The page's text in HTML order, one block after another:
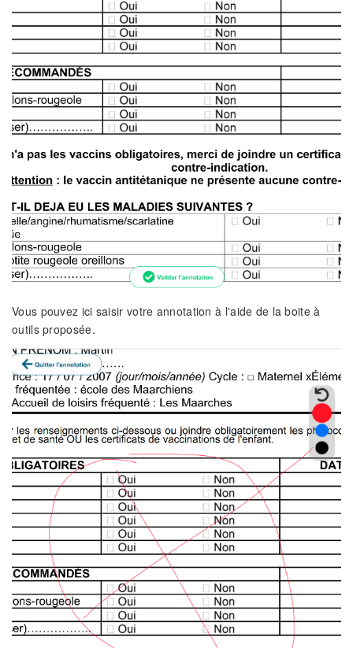
Vous pouvez ici saisir votre annotation à l'aide de la boite à
outils proposée.